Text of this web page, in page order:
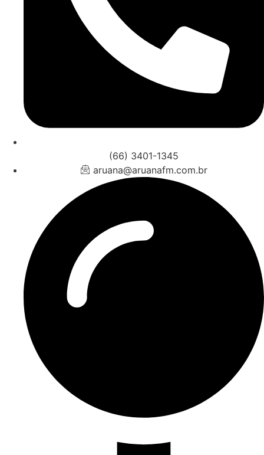
(66) 3401-1345
aruana@aruanafm.com.br